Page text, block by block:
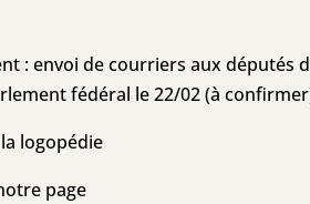
: envoi de courriers aux députés
fédéral le 22/02 (à
logopédie
page